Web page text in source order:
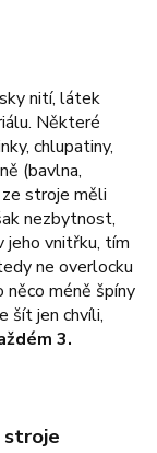
nití, látek
Některé
chlupatiny,
(bavlna,
stroje měli
nezbytnost,
jeho vnitřku, tím
ne overlocku
méně špíny
šít jen chvíli,
3.